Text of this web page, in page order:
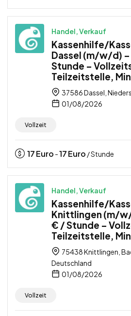
Handel, Verkauf
Kassenhilfe/
Dassel (m/w/d)
Stunde –
Teilzeitstelle,
37586 Dassel,
01/08/2026
Vollzeit
17Euro -17Euro / Stunde
Handel, Verkauf
Kassenhilfe/
Knittlingen (m/
€ / Stunde –
Teilzeitstelle,
75438 Knittlingen,
Deutschland
01/08/2026
Vollzeit